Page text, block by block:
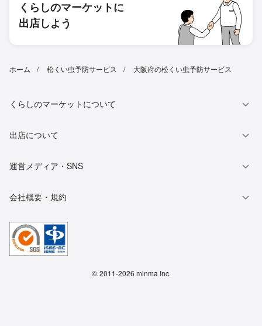
くらしのマーケットに
出店しよう
ホーム 松くい虫予防サービス 大阪府の松くい虫予防サービス
くらしのマーケットについて
出店について
運営メディア・SNS
会社概要・規約
© 2011-2026 minma Inc.